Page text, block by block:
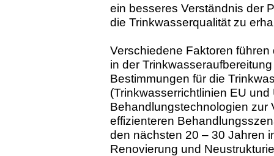
ein besseres Verständnis der
die Trinkwasserqualität zu
Verschiedene Faktoren
in der
Bestimmungen für die
(Trinkwasserrichtlinien EU
Behandlungstechnologien zur
effizienteren
den nächsten 20 – 30 Jahren
Renovierung und